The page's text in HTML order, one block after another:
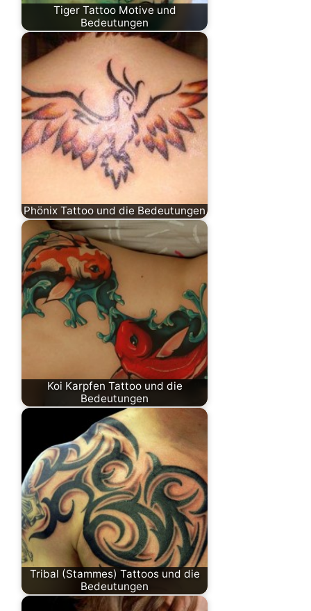
Tiger Tattoo Motive und
Bedeutungen
Phönix Tattoo und die Bedeutungen
Koi Karpfen Tattoo und die
Bedeutungen
Tribal (Stammes) Tattoos und die
Bedeutungen